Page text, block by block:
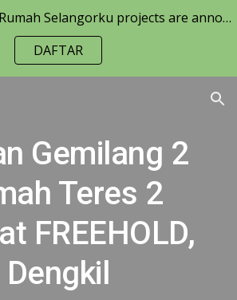
Skip to navigation
Stay updated: New Rumah Selangorku projects are announced periodically. Keep an eye on the RumahSelangorku.org
DAFTAR
Gemilang 2
Teres 2
FREEHOLD,
Dengkil